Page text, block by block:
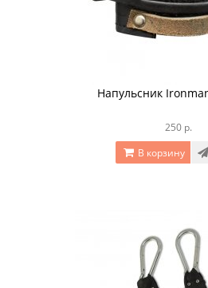
Напульсник
250 р.
В корзину